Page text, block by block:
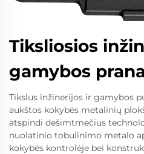
Tiksliosios
gamybos
Tikslus inžinerijos ir gamybos
aukštos kokybės metalinių
atspindi dešimtmečius
nuolatinio tobulinimo metalo
kokybės kontrolėje bei